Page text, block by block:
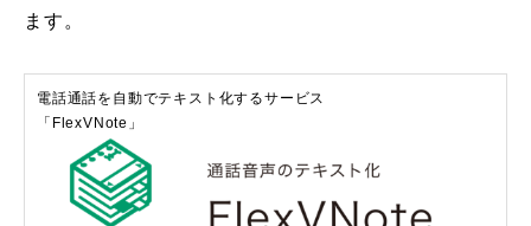
ます。
電話通話を自動でテキスト化するサービス
「FlexVNote」